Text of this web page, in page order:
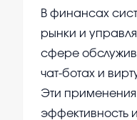
В финансах
рынки и
сфере
чат-ботах и
Эти
эффективность